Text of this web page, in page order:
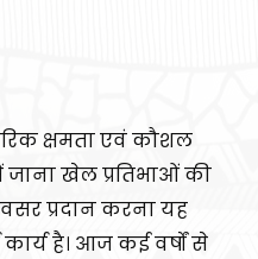
क्षमता एवं कौशल
जाना खेल प्रतिभाओं की
प्रदान करना यह
है। आज कई वर्षों से